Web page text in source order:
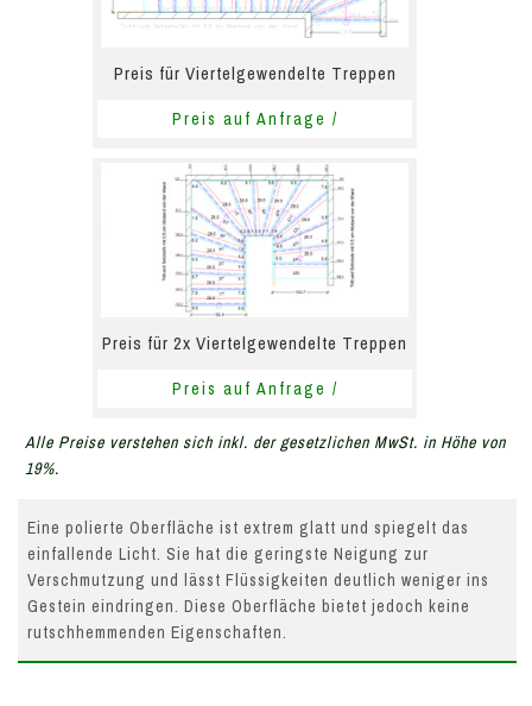
Preis für Viertelgewendelte Treppen
Preis auf Anfrage /
Preis für 2x Viertelgewendelte Treppen
Preis auf Anfrage /
Alle Preise verstehen sich inkl. der gesetzlichen MwSt. in Höhe von
19%.
Eine polierte Oberfläche ist extrem glatt und spiegelt das
einfallende Licht. Sie hat die geringste Neigung zur
Verschmutzung und lässt Flüssigkeiten deutlich weniger ins
Gestein eindringen. Diese Oberfläche bietet jedoch keine
rutschhemmenden Eigenschaften.